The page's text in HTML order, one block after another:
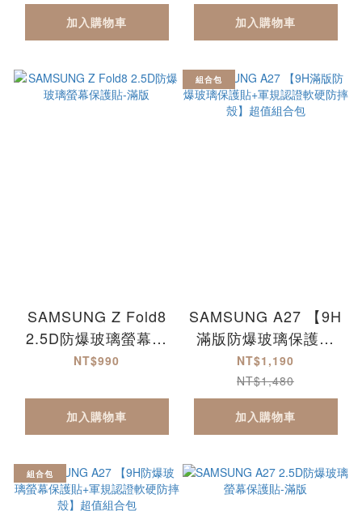
加入購物車 加入購物車
SAMSUNG Z Fold8
2.5D防爆玻璃螢幕保
護貼-滿版
NT$990
加入購物車
組合包
SAMSUNG A27 【9H
滿版防爆玻璃保護貼
+軍規認證軟硬防摔
殼】超值組合包
NT$1,190
NT$1,480
加入購物車
組合包